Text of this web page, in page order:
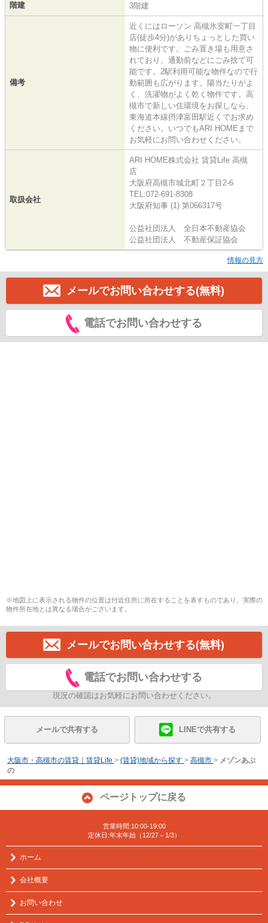
階建 3階建
備考
近くにはローソン 高槻氷室町一丁目
店(徒歩4分)がありちょっとした買い
物に便利です。ごみ置き場も用意さ
れており、通勤前などにごみ捨て可
能です。2駅利用可能な物件なので行
動範囲も広がります。陽当たりがよ
く、洗濯物がよく乾く物件です。高
槻市で新しい住環境をお探しなら、
東海道本線摂津富田駅近くでお求め
ください。いつでもARI HOMEまで
お気軽にお問い合わせください。
取扱会社
ARI HOME株式会社 賃貸Life 高槻
店
大阪府高槻市城北町２丁目2-6
TEL:072-691-8308
大阪府知事 (1) 第066317号
公益社団法人 全日本不動産協会
公益社団法人 不動産保証協会
情報の見方
メールでお問い合わせする(無料)
電話でお問い合わせする
※地図上に表示される物件の位置は付近住所に所在することを表すものであり、実際の
物件所在地とは異なる場合がございます。
メールでお問い合わせする(無料)
電話でお問い合わせする
現況の確認はお気軽にお問い合わせください。
メールで共有する LINEで共有する
大阪市・高槻市の賃貸｜賃貸Life > (賃貸)地域から探す > 高槻市 > メゾンあぶ
の
ページトップに戻る
営業時間:10:00-19:00
定休日:年末年始（12/27～1/3）
ホーム
会社概要
お問い合わせ